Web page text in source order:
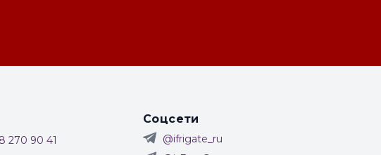
270 90 41
Соцсети
@ifrigate_ru